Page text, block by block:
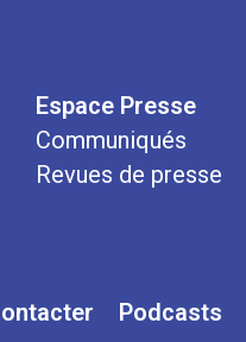
Espace Presse
Communiqués
Revues de presse
Podcasts